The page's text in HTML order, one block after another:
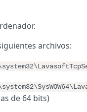
archivos:
de 64 bits)